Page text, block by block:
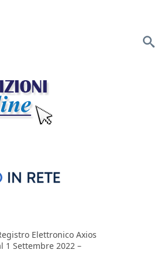
Elettronico Axios
1 Settembre 2022 –